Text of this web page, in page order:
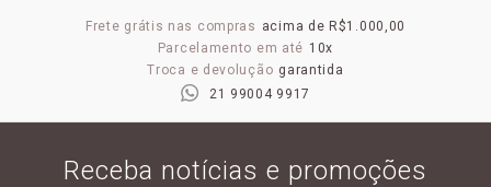
Frete grátis nas compras acima de R$1.000,00
Parcelamento em até 10x
Troca e devolução garantida
21 99004 9917
Receba notícias e promoções